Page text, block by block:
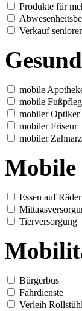
Produkte für
Verkauf
mobile
mobile
mobiler Optiker
mobiler Friseur
mobiler
Mobile
Essen auf
Tierversorgung
Bürgerbus
Fahrdienste
Verleih